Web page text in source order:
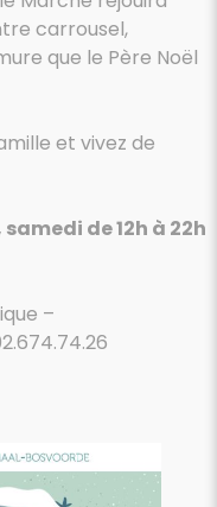
carrousel,
que le Père Noël
et vivez de
de 12h à 22h
–